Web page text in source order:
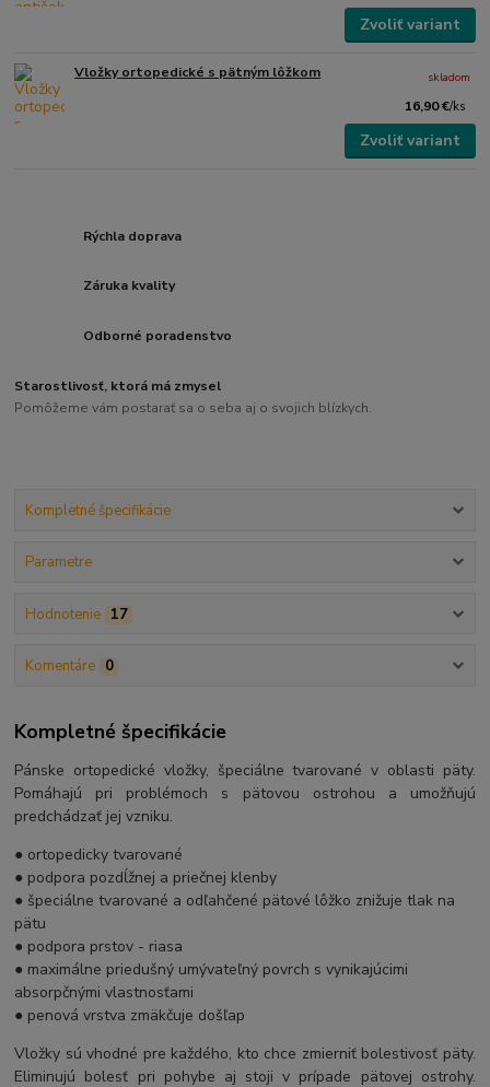
Zvoliť variant
Vložky ortopedické s pätným lôžkom
16,90 €/ks
skladom
Zvoliť variant
Rýchla doprava
Záruka kvality
Odborné poradenstvo
Starostlivosť, ktorá má zmysel
Pomôžeme vám postarať sa o seba aj o svojich blízkych.
Kompletné špecifikácie
Parametre
Hodnotenie 17
Komentáre 0
Kompletné špecifikácie
Pánske ortopedické vložky, špeciálne tvarované v oblasti päty.
Pomáhajú pri problémoch s pätovou ostrohou a umožňujú
predchádzať jej vzniku.
● ortopedicky tvarované
● podpora pozdĺžnej a priečnej klenby
● špeciálne tvarované a odľahčené pätové lôžko znižuje tlak na
pätu
● podpora prstov - riasa
● maximálne priedušný umývateľný povrch s vynikajúcimi
absorpčnými vlastnosťami
● penová vrstva zmäkčuje došľap
Vložky sú vhodné pre každého, kto chce zmierniť bolestivosť päty.
Eliminujú bolesť pri pohybe aj stoji v prípade pätovej ostrohy.